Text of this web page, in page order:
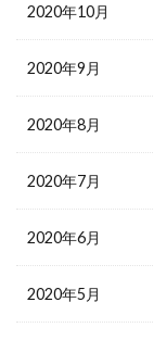
2020年10月
2020年9月
2020年8月
2020年7月
2020年6月
2020年5月